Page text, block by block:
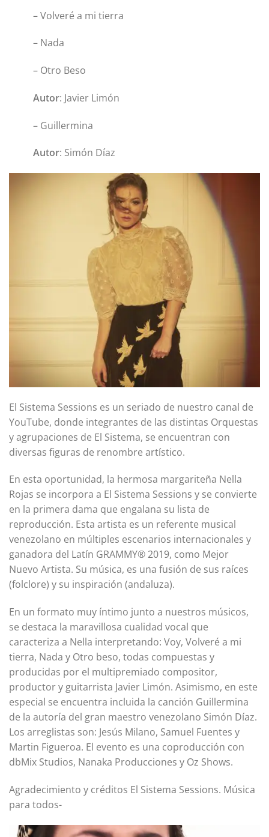
– Volveré a mi tierra
– Nada
– Otro Beso
Autor: Javier Limón
– Guillermina
Autor: Simón Díaz
El Sistema Sessions es un seriado de nuestro canal de
YouTube, donde integrantes de las distintas Orquestas
y agrupaciones de El Sistema, se encuentran con
diversas figuras de renombre artístico.
En esta oportunidad, la hermosa margariteña Nella
Rojas se incorpora a El Sistema Sessions y se convierte
en la primera dama que engalana su lista de
reproducción. Esta artista es un referente musical
venezolano en múltiples escenarios internacionales y
ganadora del Latín GRAMMY® 2019, como Mejor
Nuevo Artista. Su música, es una fusión de sus raíces
(folclore) y su inspiración (andaluza).
En un formato muy íntimo junto a nuestros músicos,
se destaca la maravillosa cualidad vocal que
caracteriza a Nella interpretando: Voy, Volveré a mi
tierra, Nada y Otro beso, todas compuestas y
producidas por el multipremiado compositor,
productor y guitarrista Javier Limón. Asimismo, en este
especial se encuentra incluida la canción Guillermina
de la autoría del gran maestro venezolano Simón Díaz.
Los arreglistas son: Jesús Milano, Samuel Fuentes y
Martin Figueroa. El evento es una coproducción con
dbMix Studios, Nanaka Producciones y Oz Shows.
Agradecimiento y créditos El Sistema Sessions. Música
para todos-